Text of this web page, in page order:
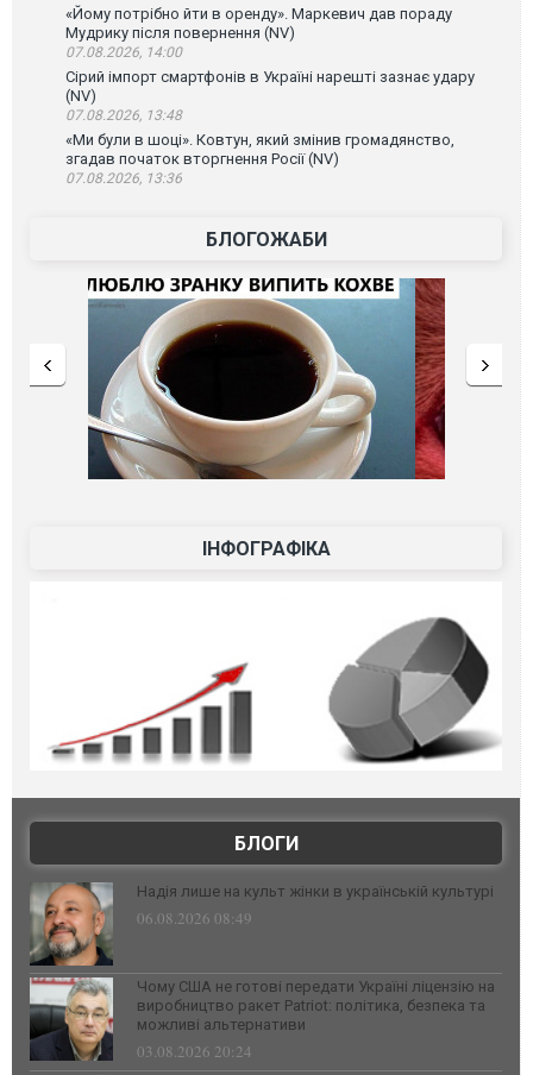
«Йому потрібно йти в оренду». Маркевич дав пораду
Мудрику після повернення (NV)
07.08.2026, 14:00
Сірий імпорт смартфонів в Україні нарешті зазнає удару
(NV)
07.08.2026, 13:48
«Ми були в шоці». Ковтун, який змінив громадянство,
згадав початок вторгнення Росії (NV)
07.08.2026, 13:36
БЛОГОЖАБИ
ІНФОГРАФІКА
БЛОГИ
Надія лише на культ жінки в українській культурі
06.08.2026 08:49
Чому США не готові передати Україні ліцензію на
виробництво ракет Patriot: політика, безпека та
можливі альтернативи
03.08.2026 20:24